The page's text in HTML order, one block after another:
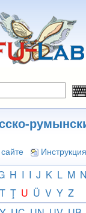
Инструкция
H I I J K L M N
T Ţ U Ü V Y Z